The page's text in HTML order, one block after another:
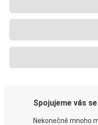
Spojujeme vás
Nekonečně mnoho